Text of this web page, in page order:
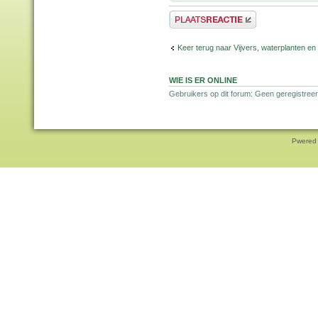
Plaats een reactie
Keer terug naar Vijvers, waterplanten en
WIE IS ER ONLINE
Gebruikers op dit forum: Geen